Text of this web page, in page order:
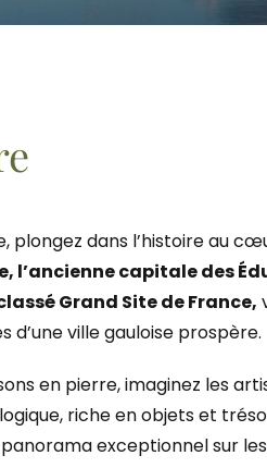
plongez dans l’histoire au
l’ancienne capitale des
Grand Site de France,
ville gauloise prospère.
en pierre, imaginez les
riche en objets et
exceptionnel sur